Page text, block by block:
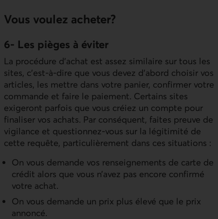
Vous voulez acheter?
6- Les pièges à éviter
La procédure d’achat est assez similaire sur tous les
sites, c’est-à-dire que vous devez d’abord choisir vos
articles, les mettre dans votre panier, confirmer votre
commande et faire le paiement. Certains sites
exigeront parfois que vous créiez un compte pour
finaliser vos achats. Par conséquent, faites preuve de
vigilance et questionnez-vous sur la légitimité de
cette requête, particulièrement dans ces situations :
On vous demande vos renseignements de carte de
crédit alors que vous n’avez pas encore confirmé
votre achat.
On vous demande un prix plus élevé que le prix
annoncé.